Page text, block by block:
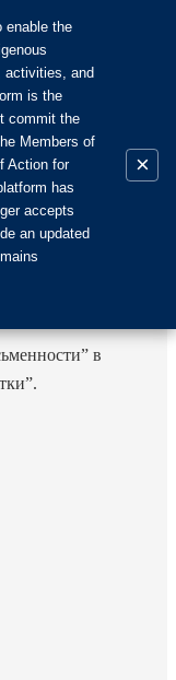
в
enable the
activities, and
is the
commit the
Members of
Action for
has
accepts
an updated
×